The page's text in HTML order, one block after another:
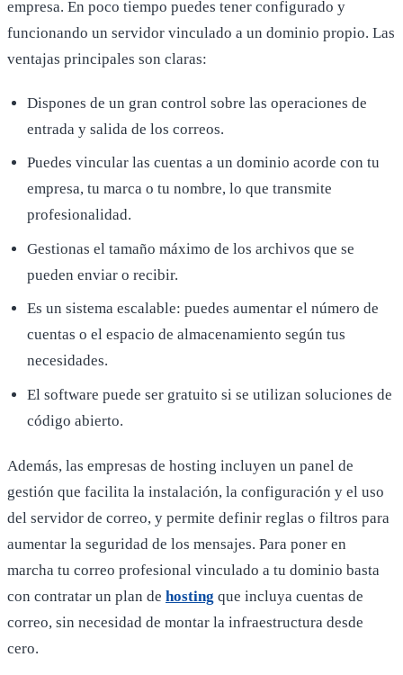
empresa. En poco tiempo puedes tener configurado y
funcionando un servidor vinculado a un dominio propio. Las
ventajas principales son claras:
Dispones de un gran control sobre las operaciones de
entrada y salida de los correos.
Puedes vincular las cuentas a un dominio acorde con tu
empresa, tu marca o tu nombre, lo que transmite
profesionalidad.
Gestionas el tamaño máximo de los archivos que se
pueden enviar o recibir.
Es un sistema escalable: puedes aumentar el número de
cuentas o el espacio de almacenamiento según tus
necesidades.
El software puede ser gratuito si se utilizan soluciones de
código abierto.
Además, las empresas de hosting incluyen un panel de
gestión que facilita la instalación, la configuración y el uso
del servidor de correo, y permite definir reglas o filtros para
aumentar la seguridad de los mensajes. Para poner en
marcha tu correo profesional vinculado a tu dominio basta
con contratar un plan de hosting que incluya cuentas de
correo, sin necesidad de montar la infraestructura desde
cero.